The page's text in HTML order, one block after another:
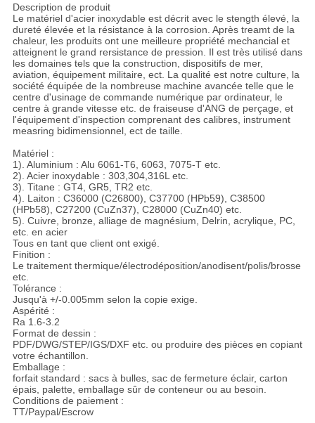
Description de produit
Le matériel d'acier inoxydable est décrit avec le stength élevé, la
dureté élevée et la résistance à la corrosion. Après treamt de la
chaleur, les produits ont une meilleure propriété mechancial et
atteignent le grand rersistance de pression. Il est très utilisé dans
les domaines tels que la construction, dispositifs de mer,
aviation, équipement militaire, ect. La qualité est notre culture, la
société équipée de la nombreuse machine avancée telle que le
centre d'usinage de commande numérique par ordinateur, le
centre à grande vitesse etc. de fraiseuse d'ANG de perçage, et
l'équipement d'inspection comprenant des calibres, instrument
measring bidimensionnel, ect de taille.
Matériel :
1). Aluminium : Alu 6061-T6, 6063, 7075-T etc.
2). Acier inoxydable : 303,304,316L etc.
3). Titane : GT4, GR5, TR2 etc.
4). Laiton : C36000 (C26800), C37700 (HPb59), C38500
(HPb58), C27200 (CuZn37), C28000 (CuZn40) etc.
5). Cuivre, bronze, alliage de magnésium, Delrin, acrylique, PC,
etc. en acier
Tous en tant que client ont exigé.
Finition :
Le traitement thermique/électrodéposition/anodisent/polis/brosse
etc.
Tolérance :
Jusqu'à +/-0.005mm selon la copie exige.
Aspérité :
Ra 1.6-3.2
Format de dessin :
PDF/DWG/STEP/IGS/DXF etc. ou produire des pièces en copiant
votre échantillon.
Emballage :
forfait standard : sacs à bulles, sac de fermeture éclair, carton
épais, palette, emballage sûr de conteneur ou au besoin.
Conditions de paiement :
TT/Paypal/Escrow